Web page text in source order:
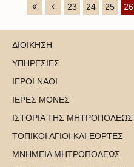
23 24 25 26
ΔΙΟΙΚΗΣΗ
ΥΠΗΡΕΣΙΕΣ
ΙΕΡΟΙ ΝΑΟΙ
ΙΕΡΕΣ ΜΟΝΕΣ
ΙΣΤΟΡΙΑ ΤΗΣ ΜΗΤΡΟΠΟΛΕΩΣ
ΤΟΠΙΚΟΙ ΑΓΙΟΙ ΚΑΙ ΕΟΡΤΕΣ
ΜΝΗΜΕΙΑ ΜΗΤΡΟΠΟΛΕΩΣ